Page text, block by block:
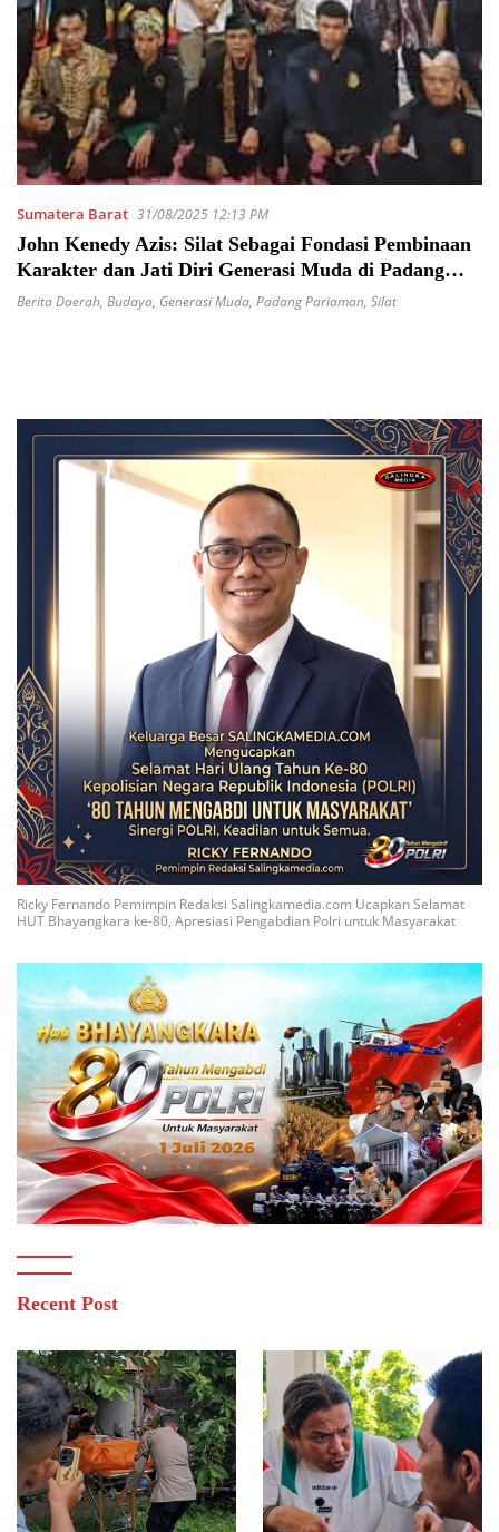
Sumatera Barat 31/08/2025 12:13 PM
John Kenedy Azis: Silat Sebagai Fondasi Pembinaan
Karakter dan Jati Diri Generasi Muda di Padang
Pariaman
Berita Daerah, Budaya, Generasi Muda, Padang Pariaman, Silat
Ricky Fernando Pemimpin Redaksi Salingkamedia.com Ucapkan Selamat
HUT Bhayangkara ke-80, Apresiasi Pengabdian Polri untuk Masyarakat
Recent Post